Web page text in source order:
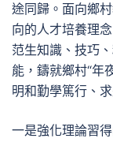
途同歸。面向鄉
向的人才培養理
范生知識、技巧
能，鑄就鄉村“年
明和勤學篤行、
一是強化理論習